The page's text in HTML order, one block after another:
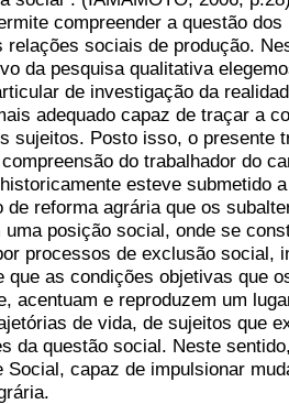
compreender a questão
relações sociais de produção.
da pesquisa qualitativa
de investigação da
adequado capaz de traçar a
sujeitos. Posto isso, o presente
do trabalhador do
esteve submetido
de reforma agrária que os
uma posição social, onde se
processos de exclusão social,
que as condições objetivas que
acentuam e reproduzem um
de vida, de sujeitos que
da questão social. Neste
Social, capaz de impulsionar